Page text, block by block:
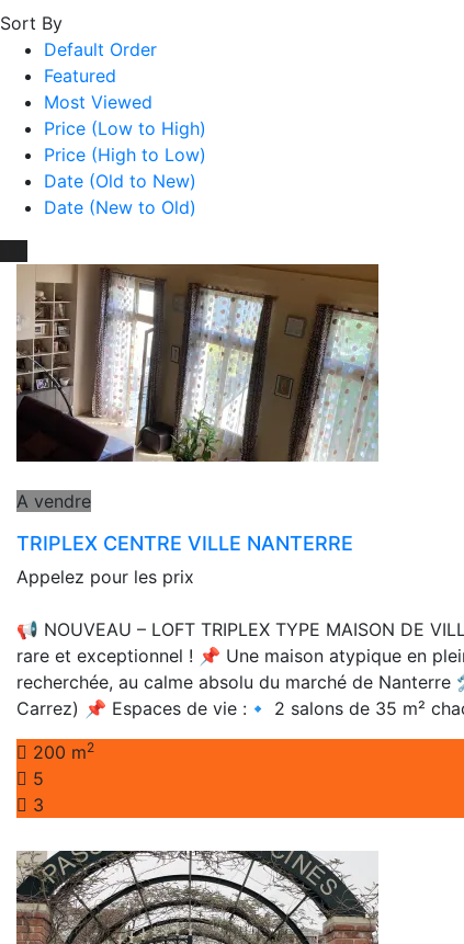
Sort By
Default Order
Featured
Most Viewed
Price (Low to High)
Price (High to Low)
Date (Old to New)
Date (New to Old)
A vendre
TRIPLEX CENTRE VILLE NANTERRE
Appelez pour les prix
📢 NOUVEAU – LOFT TRIPLEX TYPE MAISON DE
rare et exceptionnel ! 📌 Une maison atypique en
recherchée, au calme absolu du marché de
Carrez) 📌 Espaces de vie :🔹 2 salons de 35 m²
200 m2
5
3